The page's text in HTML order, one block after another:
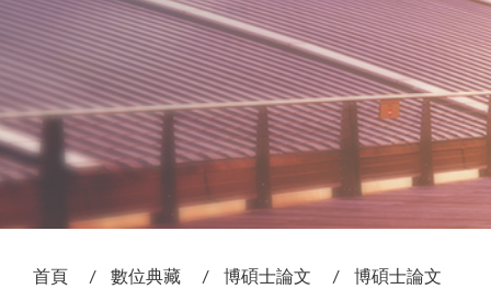
首頁 數位典藏 博碩士論文
博碩士論文